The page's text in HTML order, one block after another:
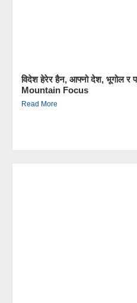
विदेश हेरेर हैन, आफ्नो देश, भूगोल र
Mountain Focus
Read More